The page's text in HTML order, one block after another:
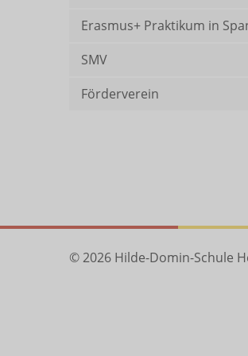
Erasmus+ Praktikum in
SMV
Förderverein
© 2026 Hilde-Domin-Schule